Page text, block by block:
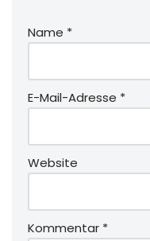
Name *
E-Mail-Adresse *
Website
Kommentar *